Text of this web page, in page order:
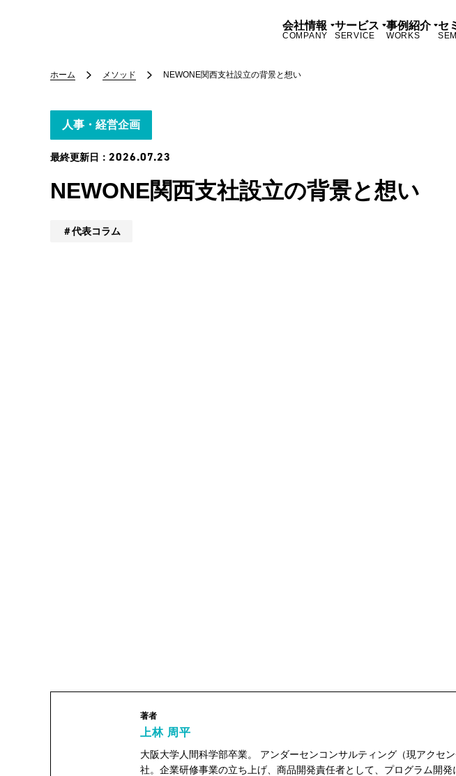
会社情報
COMPANY
サービス
SERVICE
事例紹介
WORKS
セ
ホーム メソッド NEWONE関西支社設立の背景と想い
人事・経営企画
最終更新日： 2026.07.23
NEWONE関西支社設立の背景と想い
代表コラム
著者
上林 周平
大阪大学人間科学部卒業。 アンダーセンコンサルティング（現アクセ
社。企業研修事業の立ち上げ、商品開発責任者として、プログラム開